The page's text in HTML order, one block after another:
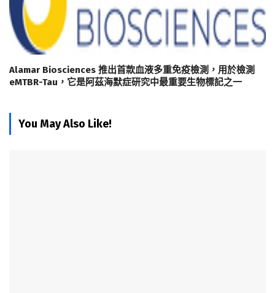
Alamar Biosciences 推出首款血液多重免疫檢測，用於檢測
eMTBR-Tau，它是阿茲海默症研究中最重要生物標記之一
You May Also Like!